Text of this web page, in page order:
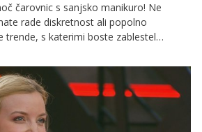
čarovnic s sanjsko manikuro! Ne
rade diskretnost ali popolno
trende, s katerimi boste zablestele